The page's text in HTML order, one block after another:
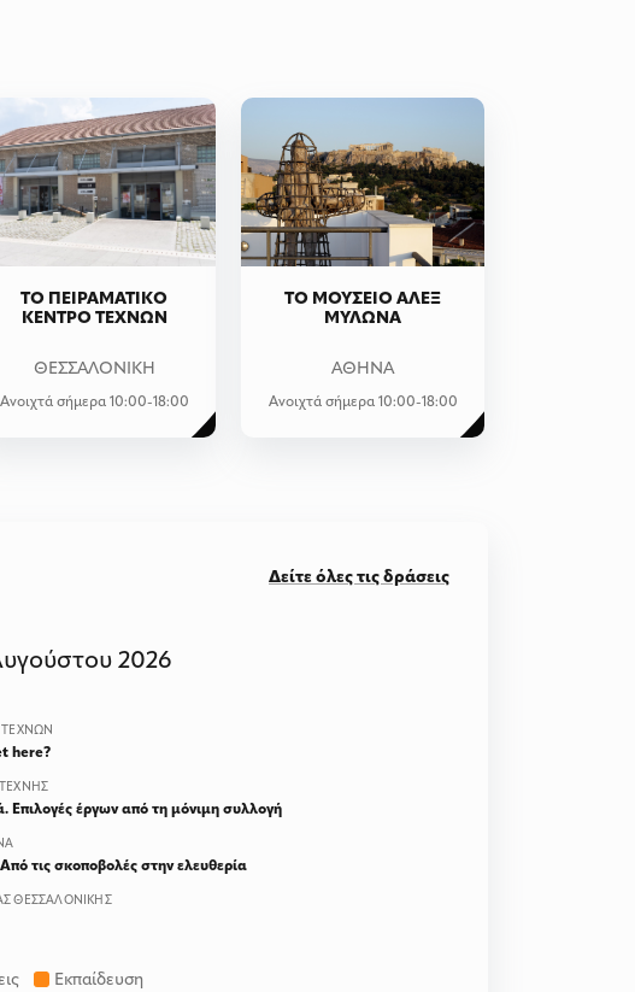
ΤΟ ΠΕΙΡΑΜΑΤΙΚΟ
ΚΕΝΤΡΟ ΤΕΧΝΩΝ
ΘΕΣΣΑΛΟΝΙΚΗ
Ανοιχτά σήμερα 10:00-18:00
ΤΟ ΜΟΥΣΕΙΟ ΑΛΕΞ
ΜΥΛΩΝΑ
ΑΘΗΝΑ
Ανοιχτά σήμερα 10:00-18:00
Δείτε όλες τις δράσεις
2026
ΤΕΧΝΏΝ
here?
Επιλογές έργων από τη μόνιμη συλλογή
τις σκοποβολές στην ελευθερία
ΘΕΣΣΑΛΟΝΊΚΗΣ
Εκπαίδευση